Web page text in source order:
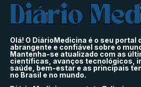
Olá! O DiárioMedicina é o seu portal
abrangente e confiável sobre o
Mantenha-se atualizado com as
científicas, avanços tecnológicos,
saúde, bem-estar e as principais
no Brasil e no mundo.